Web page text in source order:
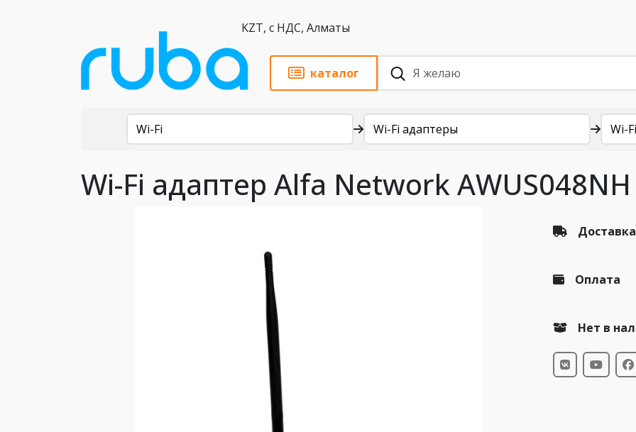
KZT, с НДС, Алматы
каталог
Каталог
Wi-Fi Wi-Fi адаптеры Wi-
Wi-Fi адаптер Alfa Network AWUS048NH
Доставка
Оплата
Нет в